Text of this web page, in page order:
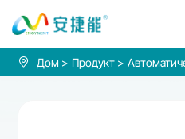
Вакуумный
автозагрузчик
900л
Дом Продукт